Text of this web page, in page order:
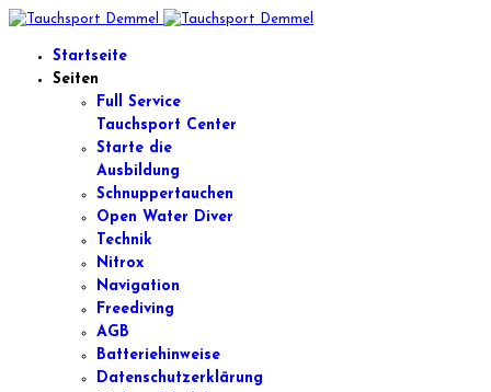
Startseite
Seiten
Full Service
Tauchsport Center
Starte die
Ausbildung
Schnuppertauchen
Open Water Diver
Technik
Nitrox
Navigation
Freediving
AGB
Batteriehinweise
Datenschutzerklärung